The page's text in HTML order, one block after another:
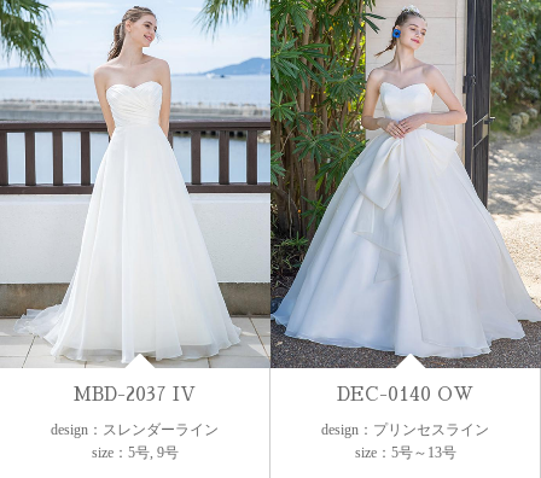
MBD-2037 IV
design：スレンダーライン
size：5号, 9号
DEC-0140 OW
design：プリンセスライン
size：5号～13号